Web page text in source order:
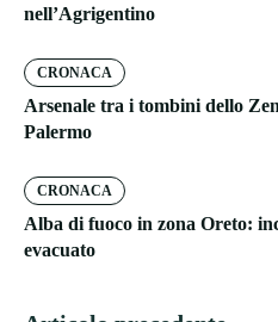
nell’Agrigentino
CRONACA
Arsenale tra i tombini dello
Palermo
CRONACA
Alba di fuoco in zona Oreto:
evacuato